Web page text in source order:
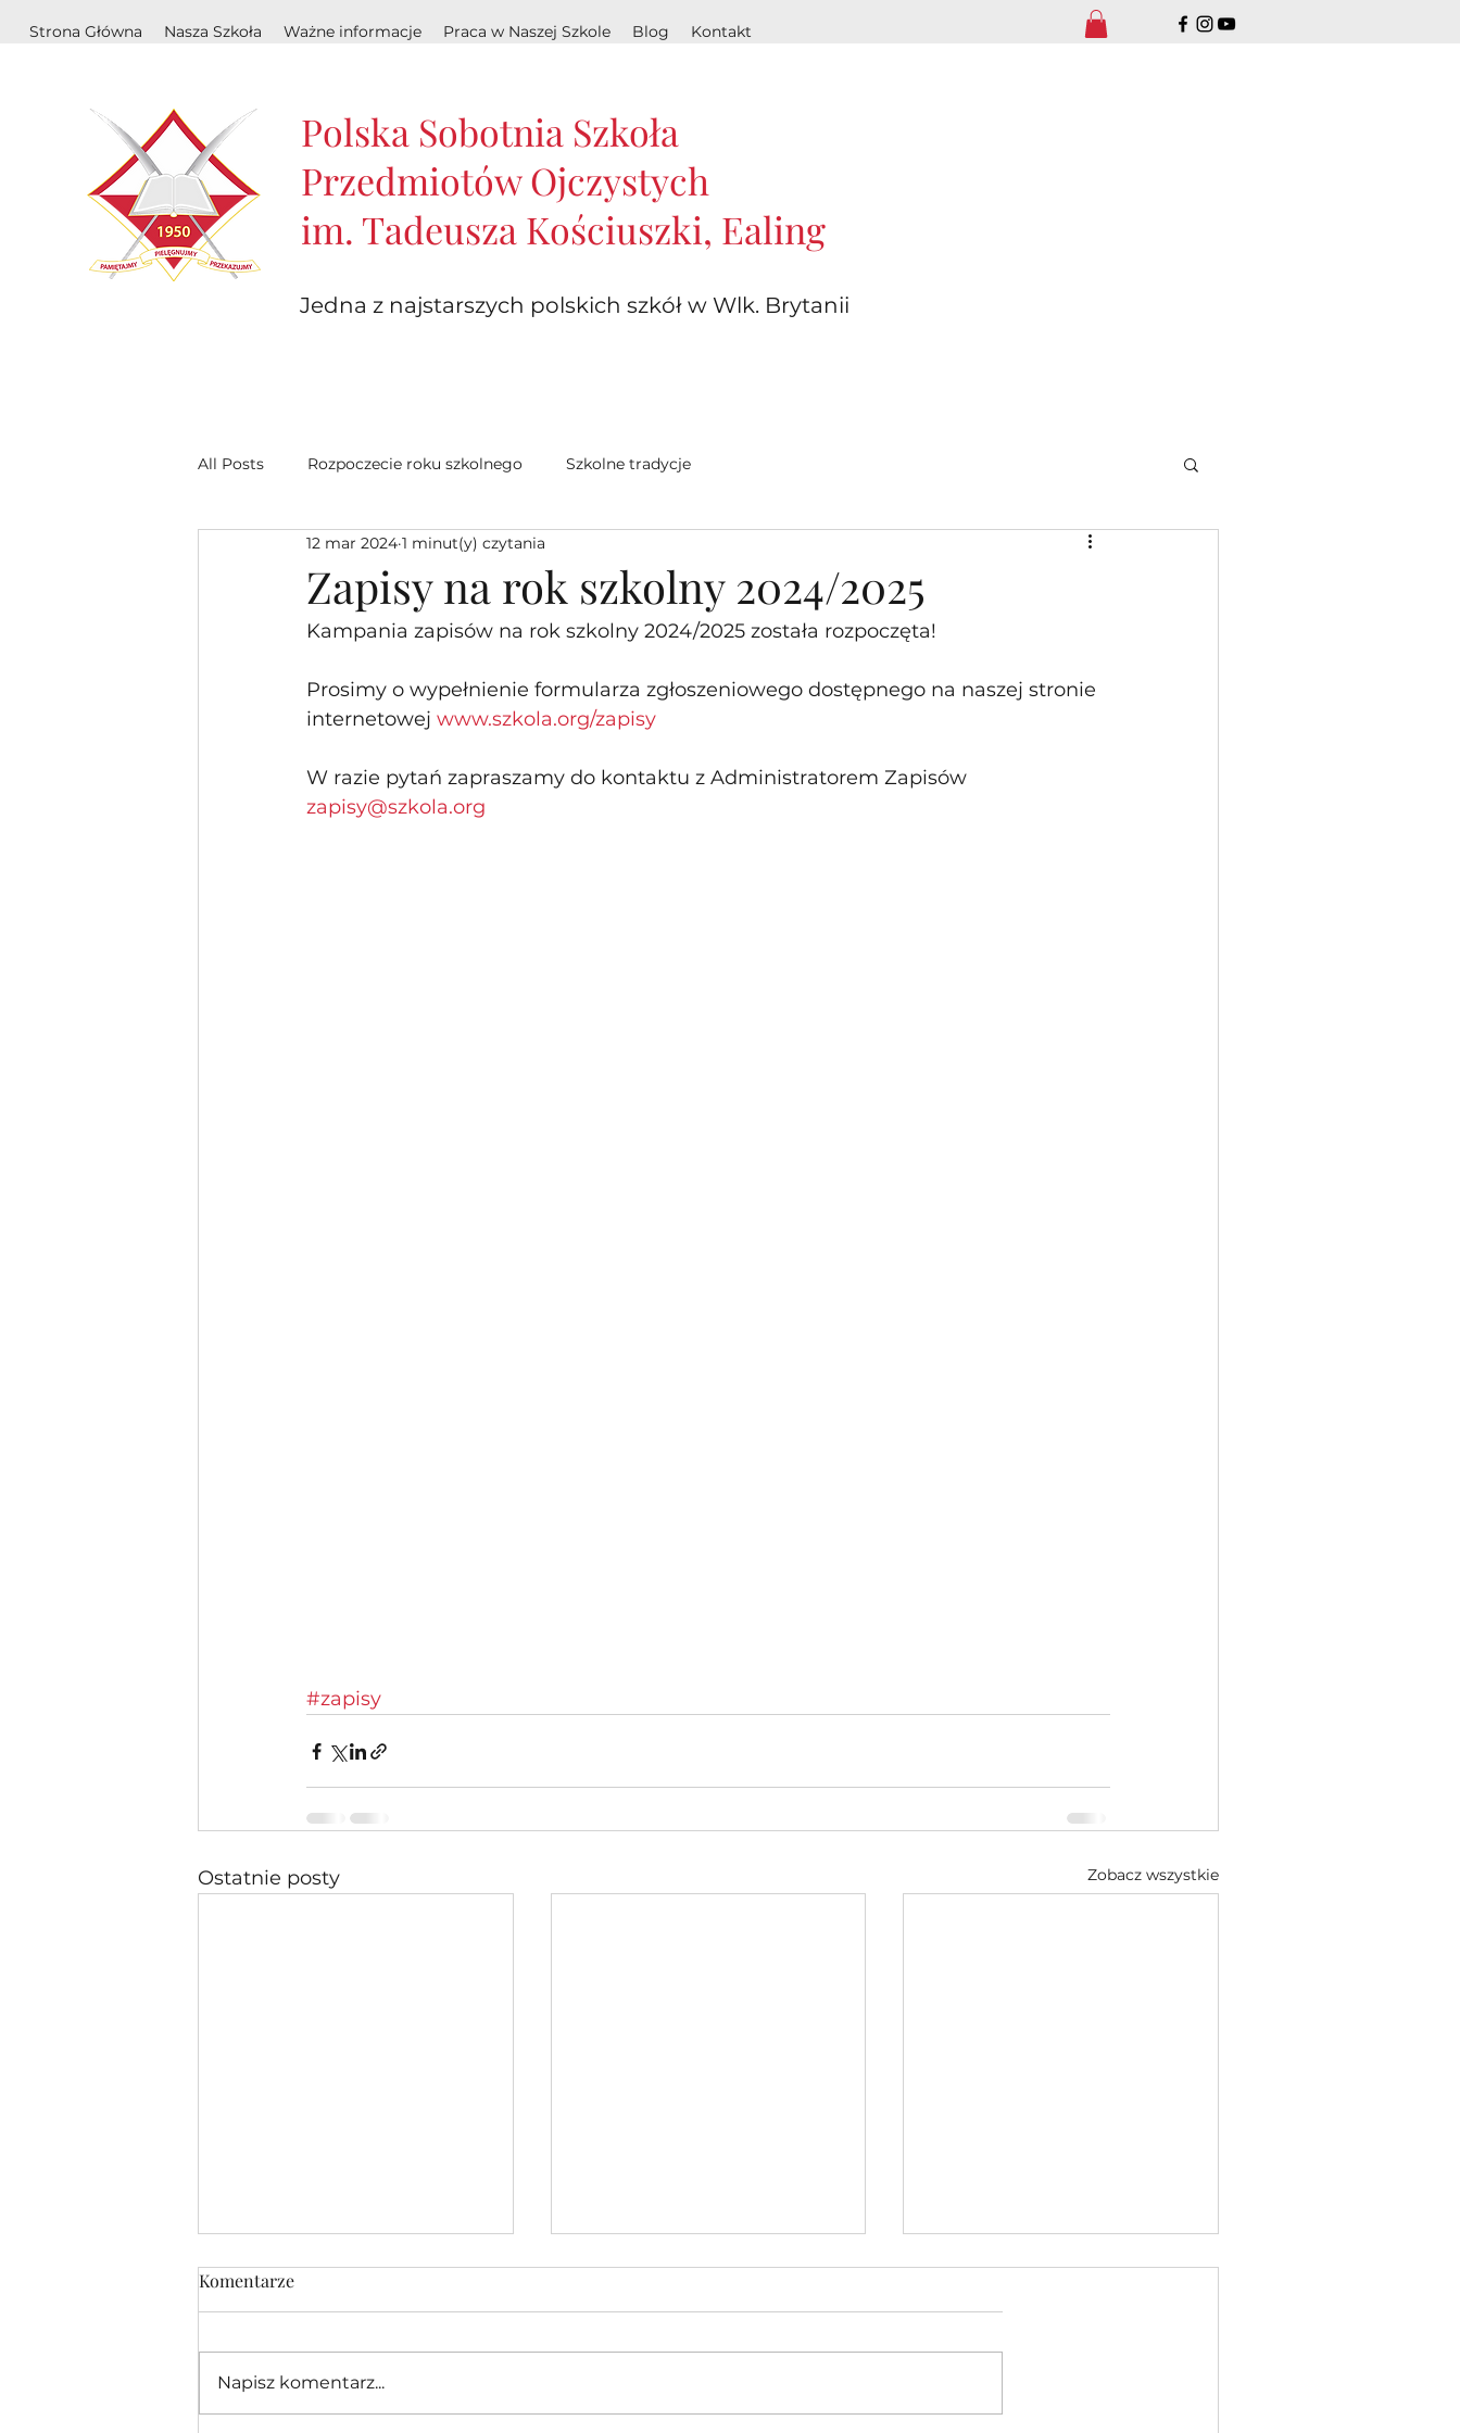
Strona Główna Nasza Szkoła Ważne informacje Praca w Naszej Szkole Blog Kontakt
Polska Sobotnia Szkoła
Przedmiotów Ojczystych
im. Tadeusza Kościuszki, Ealing
Jedna z najstarszych polskich szkół w Wlk. Brytanii
All Posts Rozpoczecie roku szkolnego Szkolne tradycje
Zapisy na rok szkolny 2024/2025
12 mar 2024 1 minut(y) czytania
Kampania zapisów na rok szkolny 2024/2025 została rozpoczęta!
Prosimy o wypełnienie formularza zgłoszeniowego dostępnego na naszej stronie
internetowej www.szkola.org/zapisy
W razie pytań zapraszamy do kontaktu z Administratorem Zapisów
zapisy@szkola.org
#zapisy
Ostatnie posty Zobacz wszystkie
Komentarze
Napisz komentarz...